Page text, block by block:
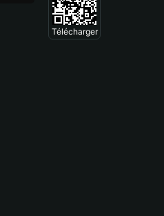
Télécharger